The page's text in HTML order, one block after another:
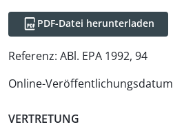
PDF-Datei herunterladen
Referenz: ABl. EPA 1992, 94
Online-Veröffentlichungsdatum
VERTRETUNG